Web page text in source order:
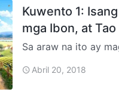
Kuwento 1:
mga Ibon, at Tao
Sa araw na ito ay
Pinagmumulan ng
Abril 20, 2018